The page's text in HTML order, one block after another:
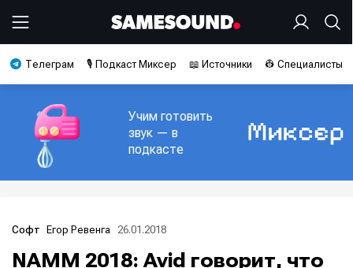
Телеграм 🎙️ Подкаст Миксер 📖 Источники 👷 Специалисты
Учим готовить
звук — в
подкасте
Софт Егор Ревенга 26.01.2018
NAMM 2018: Avid говорит, что